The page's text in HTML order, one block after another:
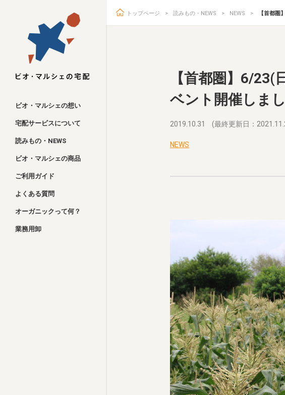
ビオ・マルシェ
ビオ・マルシェの想い
宅配サービスについて
読みもの・NEWS
ビオ・マルシェの商品
ご利用ガイド
よくある質問
オーガニックって何？
業務用卸
トップページ 読みもの・NEWS NEWS 【首都圏
【首都圏】6/
ベント開催しまし
2019.10.31 (最終更新日：
NEWS